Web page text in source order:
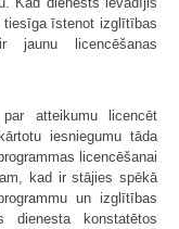
īstenot izglītības
jaunu licencēšanas
atteikumu licencēt
iesniegumu tāda
licencēšanai
kad ir stājies spēkā
un izglītības
konstatētos